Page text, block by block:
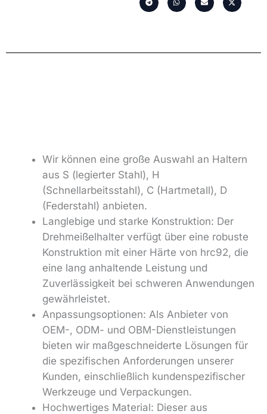
Wir können eine große Auswahl an Haltern
aus S (legierter Stahl), H
(Schnellarbeitsstahl), C (Hartmetall), D
(Federstahl) anbieten.
Langlebige und starke Konstruktion: Der
Drehmeißelhalter verfügt über eine robuste
Konstruktion mit einer Härte von hrc92, die
eine lang anhaltende Leistung und
Zuverlässigkeit bei schweren Anwendungen
gewährleistet.
Anpassungsoptionen: Als Anbieter von
OEM-, ODM- und OBM-Dienstleistungen
bieten wir maßgeschneiderte Lösungen für
die spezifischen Anforderungen unserer
Kunden, einschließlich kundenspezifischer
Werkzeuge und Verpackungen.
Hochwertiges Material: Dieser aus